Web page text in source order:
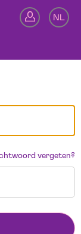
NL
vergeten?